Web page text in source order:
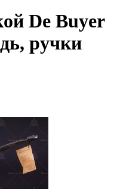
De Buyer
ручки